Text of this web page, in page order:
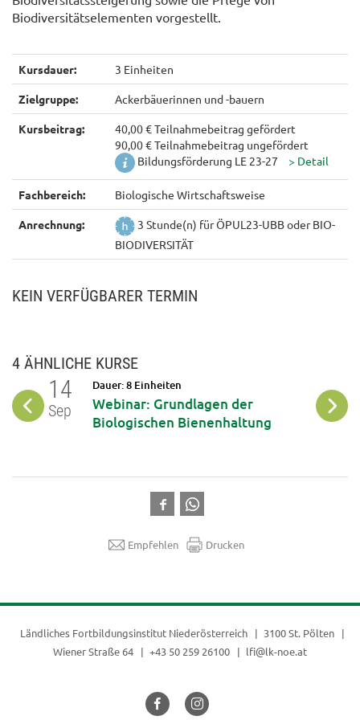
Biodiversitätselementen vorgestellt.
Kursdauer: 3 Einheiten
Zielgruppe: Ackerbäuerinnen und -bauern
Kursbeitrag:
40,00 € Teilnahmebeitrag gefördert
90,00 € Teilnahmebeitrag ungefördert
Bildungsförderung LE 23-27
Fachbereich: Biologische Wirtschaftsweise
Anrechnung:
3 Stunde(n) für ÖPUL23-UBB oder BIO-
BIODIVERSITÄT
KEIN VERFÜGBARER TERMIN
4 ÄHNLICHE KURSE
14
Sep
Dauer: 8 Einheiten
Webinar: Grundlagen der
Biologischen Bienenhaltung
18
Sep
Empfehlen Drucken
Ländliches Fortbildungsinstitut Niederösterreich
3100 St. Pölten
Wiener Straße 64
+43 50 259 26100 lfi@lk-noe.at